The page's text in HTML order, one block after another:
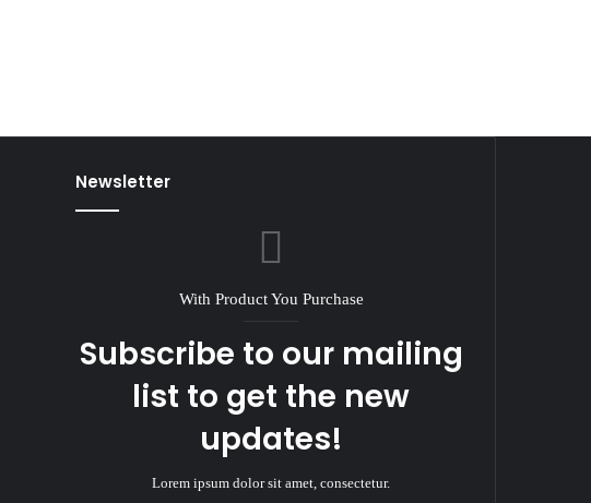
Newsletter
With Product You Purchase
Subscribe to our mailing
list to get the new
updates!
Lorem ipsum dolor sit amet, consectetur.